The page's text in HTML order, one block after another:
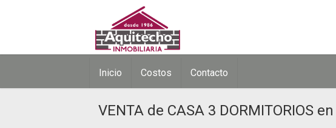
Inicio Costos Contacto
VENTA de CASA 3 DORMITORIOS